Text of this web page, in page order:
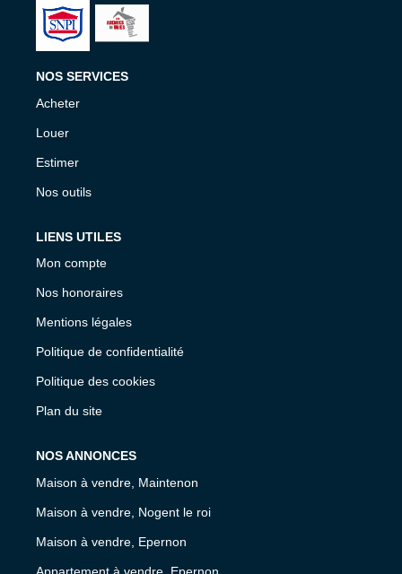
NOS SERVICES
Acheter
Louer
Estimer
Nos outils
LIENS UTILES
Mon compte
Nos honoraires
Mentions légales
Politique de confidentialité
Politique des cookies
Plan du site
NOS ANNONCES
Maison à vendre, Maintenon
Maison à vendre, Nogent le roi
Maison à vendre, Epernon
Appartement à vendre, Epernon